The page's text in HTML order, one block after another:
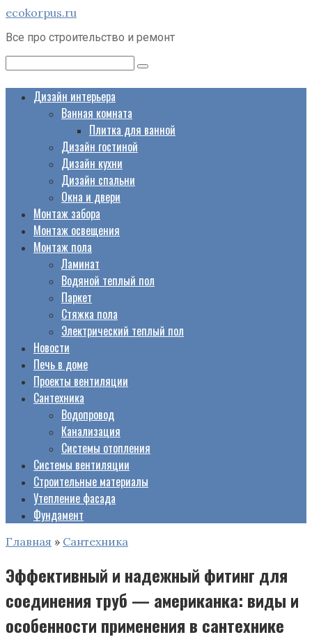
Перейти
контенту
ecokorpus.ru
Все про строительство и ремонт
Дизайн интерьера
Ванная комната
Плитка для ванной
Дизайн гостиной
Дизайн кухни
Дизайн спальни
Окна и двери
Монтаж забора
Монтаж освещения
Монтаж пола
Ламинат
Водяной теплый пол
Паркет
Стяжка пола
Электрический теплый пол
Новости
Печь в доме
Проекты вентиляции
Сантехника
Водопровод
Канализация
Системы отопления
Системы вентиляции
Строительные материалы
Утепление фасада
Фундамент
Главная » Сантехника
Эффективный и надежный фитинг для
соединения труб — американка: виды и
особенности применения в сантехнике